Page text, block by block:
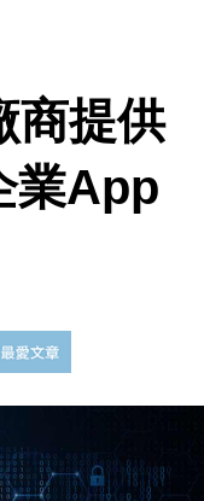
商提供
業App